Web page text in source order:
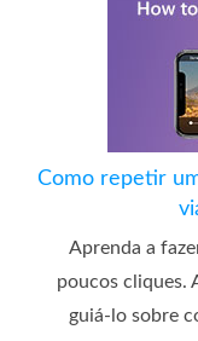
Como repetir
Aprenda a
poucos cliques.
guiá-lo sobre